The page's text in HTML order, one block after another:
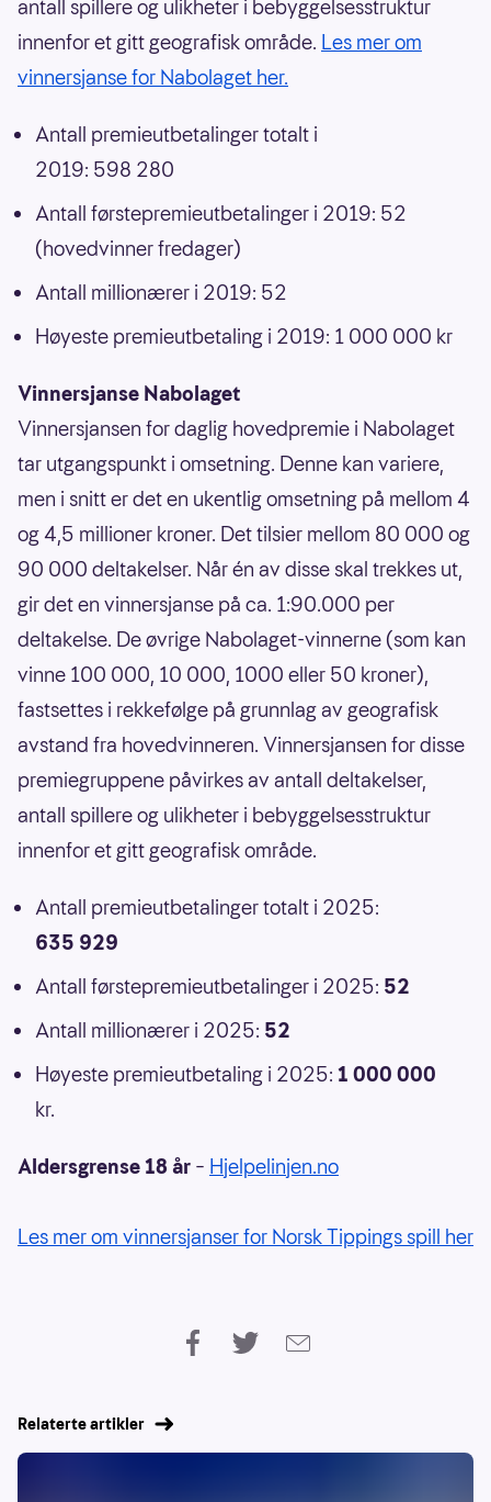
antall spillere og ulikheter i bebyggelsesstruktur
innenfor et gitt geografisk område. Les mer om
vinnersjanse for Nabolaget her.
Antall premieutbetalinger totalt i
2019: 598 280
Antall førstepremieutbetalinger i 2019: 52
(hovedvinner fredager)
Antall millionærer i 2019: 52
Høyeste premieutbetaling i 2019: 1 000 000 kr
Vinnersjanse Nabolaget
Vinnersjansen for daglig hovedpremie i Nabolaget
tar utgangspunkt i omsetning. Denne kan variere,
men i snitt er det en ukentlig omsetning på mellom 4
og 4,5 millioner kroner. Det tilsier mellom 80 000 og
90 000 deltakelser. Når én av disse skal trekkes ut,
gir det en vinnersjanse på ca. 1:90.000 per
deltakelse. De øvrige Nabolaget-vinnerne (som kan
vinne 100 000, 10 000, 1000 eller 50 kroner),
fastsettes i rekkefølge på grunnlag av geografisk
avstand fra hovedvinneren. Vinnersjansen for disse
premiegruppene påvirkes av antall deltakelser,
antall spillere og ulikheter i bebyggelsesstruktur
innenfor et gitt geografisk område.
Antall premieutbetalinger totalt i 2025:
635 929
Antall førstepremieutbetalinger i 2025: 52
Antall millionærer i 2025: 52
Høyeste premieutbetaling i 2025: 1 000 000
kr.
Aldersgrense 18 år – Hjelpelinjen.no
Les mer om vinnersjanser for Norsk Tippings spill her
Relaterte artikler